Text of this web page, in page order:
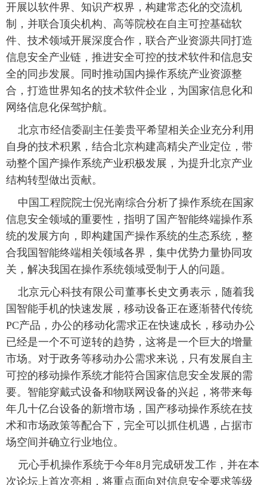
开展以软件界、知识产权界，构建常态化的交流机
制，并联合顶尖机构、高等院校在自主可控基础软
件、技术领域开展深度合作，联合产业资源共同打造
信息安全产业链，推进安全可控的技术软件和信息安
全的同步发展。同时推动国内操作系统产业资源整
合，打造世界知名的技术软件企业，为国家信息化和
网络信息化保驾护航。
北京市经信委副主任姜贵平希望相关企业充分利用
自身的技术积累，结合北京构建高精尖产业定位，带
动整个国产操作系统产业积极发展，为提升北京产业
结构转型做出贡献。
中国工程院院士倪光南综合分析了操作系统在国家
信息安全领域的重要性，指明了国产智能终端操作系
统的发展方向，即构建国产操作系统的生态系统，整
合我国智能终端相关领域各界，集中优势力量协同攻
关，解决我国在操作系统领域受制于人的问题。
北京元心科技有限公司董事长史文勇表示，随着我
国智能手机的快速发展，移动设备正在逐渐替代传统
PC产品，办公的移动化需求正在快速成长，移动办公
已经是一个不可逆转的趋势，这将是一个巨大的增量
市场。对于政务等移动办公需求来说，只有发展自主
可控的移动操作系统才能符合国家信息安全发展的需
要。智能穿戴式设备和物联网设备的兴起，将带来每
年几十亿台设备的新增市场，国产移动操作系统在技
术和市场政策等配合下，完全可以抓住机遇，占据市
场空间并确立行业地位。
元心手机操作系统于今年8月完成研发工作，并在本
次论坛上首次亮相，将重点面向对信息安全要求等级